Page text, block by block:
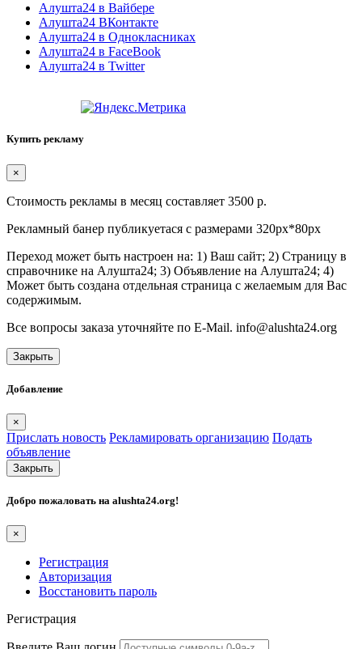
Алушта24 в Вайбере
Алушта24 ВКонтакте
Алушта24 в Однокласниках
Алушта24 в FaceBook
Алушта24 в Twitter
Купить рекламу
×
Стоимость рекламы в месяц составляет 3500 р.
Рекламный банер публикуетася с размерами 320px*80px
Переход может быть настроен на: 1) Ваш сайт; 2) Страницу в
справочнике на Алушта24; 3) Объявление на Алушта24; 4)
Может быть создана отдельная страница с желаемым для Вас
содержимым.
Все вопросы заказа уточняйте по E-Mail. info@alushta24.org
Закрыть
Добавление
×
Прислать новость Рекламировать организацию Подать
объявление
Закрыть
Добро пожаловать на alushta24.org!
×
Регистрация
Авторизация
Восстановить пароль
Регистрация